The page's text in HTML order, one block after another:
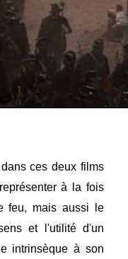
ces deux films
à la fois
feu, mais aussi le
et l'utilité d'un
intrinsèque à son